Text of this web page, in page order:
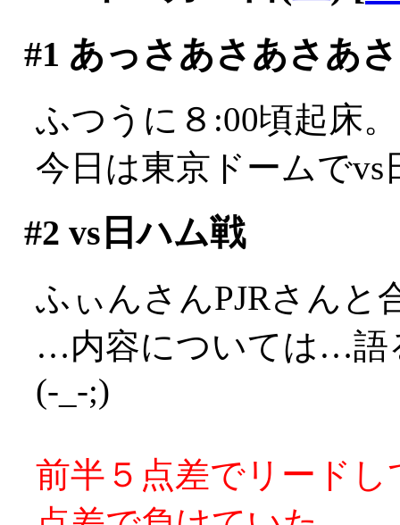
#1 あっさあさあさあ
ふつうに８:00頃起床。
今日は東京ドームで
#2 vs日ハム戦
ふぃんさんPJRさんと
…内容については…語
(-_-;)
前半５点差でリード